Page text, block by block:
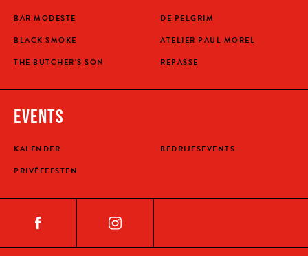
BAR MODESTE
BLACK SMOKE
THE BUTCHER'S SON
DE PELGRIM
ATELIER PAUL MOREL
REPASSE
EVENTS
KALENDER
PRIVÉFEESTEN
BEDRIJFSEVENTS